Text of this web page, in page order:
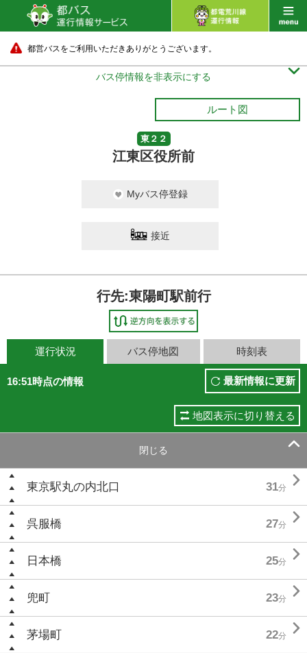
都営バスをご利用いただきありがとうございます。
バス停情報を非表示にする 
ルート図
東２２
江東区役所前
Myバス停登録
接近
行先:東陽町駅前行
運行状況 バス停地図 時刻表
16:51時点の情報 最新情報に更新
地図表示に切り替える
閉じる 
東京駅丸の内北口 31分 
呉服橋 27分 
日本橋 25分 
兜町 23分 
茅場町 22分 